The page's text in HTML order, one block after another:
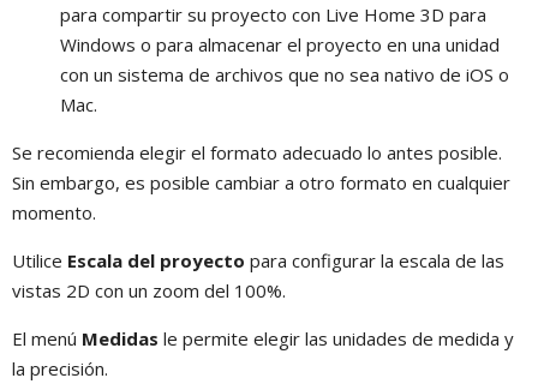
para compartir su proyecto con Live Home 3D para
Windows o para almacenar el proyecto en una unidad
con un sistema de archivos que no sea nativo de iOS o
Mac.
Se recomienda elegir el formato adecuado lo antes posible.
Sin embargo, es posible cambiar a otro formato en cualquier
momento.
Utilice Escala del proyecto para configurar la escala de las
vistas 2D con un zoom del 100%.
El menú Medidas le permite elegir las unidades de medida y
la precisión.